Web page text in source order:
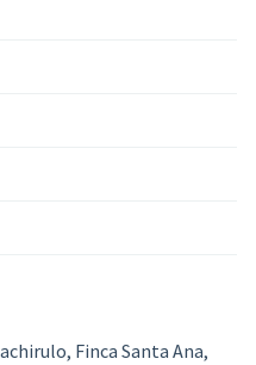
Finca Santa Ana,